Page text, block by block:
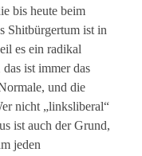
bis heute beim
Shitbürgertum ist in
es ein radikal
ist immer das
und die
nicht „linksliberal“
ist auch der Grund,
jeden